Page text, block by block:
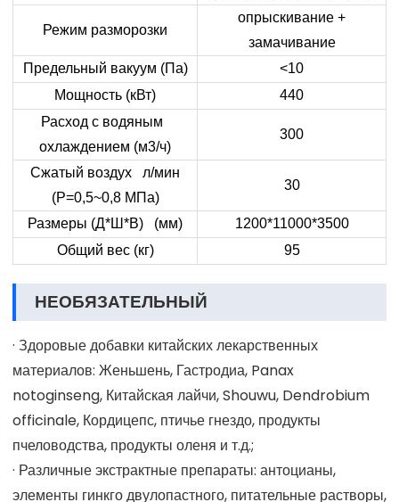
Режим разморозки
опрыскивание +
замачивание
Предельный вакуум (Па)
<10
Мощность (кВт)
440
Расход с водяным
охлаждением (м3/ч)
300
Сжатый воздух л/мин
(P=0,5~0,8 МПа)
30
Размеры (Д*Ш*В) (мм)
1200*11000*3500
Общий вес (кг)
95
НЕОБЯЗАТЕЛЬНЫЙ
· Здоровые добавки китайских лекарственных
материалов: Женьшень, Гастродиа, Panax
notoginseng, Китайская лайчи, Shouwu, Dendrobium
officinale, Кордицепс, птичье гнездо, продукты
пчеловодства, продукты оленя и т.д.;
· Различные экстрактные препараты: антоцианы,
элементы гинкго двулопастного, питательные растворы,